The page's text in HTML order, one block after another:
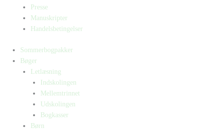
Presse
Manuskripter
Handelsbetingelser
Sommerbogpakker
Bøger
Letlæsning
Indskolingen
Mellemtrinnet
Udskolingen
Bogkasser
Børn